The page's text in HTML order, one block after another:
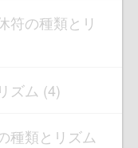
符の種類とリ
ズム (4)
種類とリズム